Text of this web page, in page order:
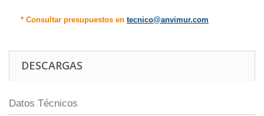
* Consultar presupuestos en tecnico@anvimur.com
DESCARGAS
Datos Técnicos